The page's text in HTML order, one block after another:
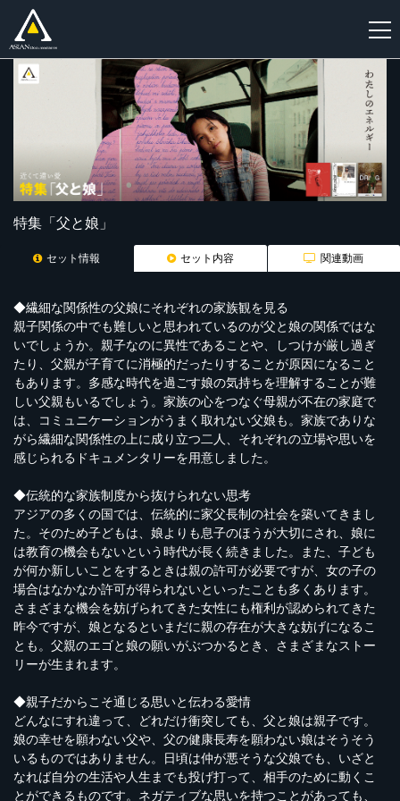
特集「父と娘」
セット情報 セット内容 関連動画
◆繊細な関係性の父娘にそれぞれの家族観を見る
親子関係の中でも難しいと思われているのが父と娘の関係ではな
いでしょうか。親子なのに異性であることや、しつけが厳し過ぎ
たり、父親が子育てに消極的だったりすることが原因になること
もあります。多感な時代を過ごす娘の気持ちを理解することが難
しい父親もいるでしょう。家族の心をつなぐ母親が不在の家庭で
は、コミュニケーションがうまく取れない父娘も。家族でありな
がら繊細な関係性の上に成り立つ二人、それぞれの立場や思いを
感じられるドキュメンタリーを用意しました。
◆伝統的な家族制度から抜けられない思考
アジアの多くの国では、伝統的に家父長制の社会を築いてきまし
た。そのため子どもは、娘よりも息子のほうが大切にされ、娘に
は教育の機会もないという時代が長く続きました。また、子ども
が何か新しいことをするときは親の許可が必要ですが、女の子の
場合はなかなか許可が得られないといったことも多くあります。
さまざまな機会を妨げられてきた女性にも権利が認められてきた
昨今ですが、娘となるといまだに親の存在が大きな妨げになるこ
とも。父親のエゴと娘の願いがぶつかるとき、さまざまなストー
リーが生まれます。
◆親子だからこそ通じる思いと伝わる愛情
どんなにすれ違って、どれだけ衝突しても、父と娘は親子です。
娘の幸せを願わない父や、父の健康長寿を願わない娘はそうそう
いるものではありません。日頃は仲が悪そうな父娘でも、いざと
なれば自分の生活や人生までも投げ打って、相手のために動くこ
とができるものです。ネガティブな思いを持つことがあっても、